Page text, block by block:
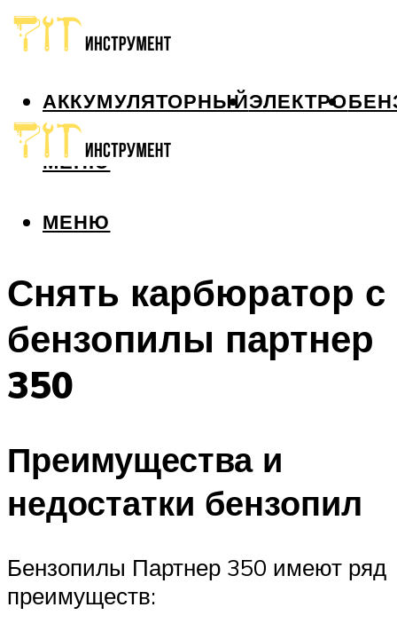
АККУМУЛЯТОРНЫЙЭЛЕКТРО
МЕНЮ
МЕНЮ
Снять карбюратор с
бензопилы партнер
350
Преимущества и
недостатки бензопил
Бензопилы Партнер 350 имеют ряд
преимуществ: